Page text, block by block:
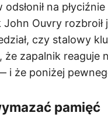
na
Ouvry
czy stalowy
że zapalnik reaguje
i że poniżej
pamięć